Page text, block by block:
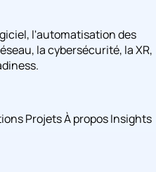
l'automatisation des
la cybersécurité, la XR,
ProjetsÀ proposInsights